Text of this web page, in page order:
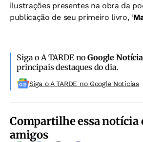
ilustrações presentes na obra da
publicação de seu primeiro livro, ‘
Siga o A TARDE noGoogle
principais destaques do dia.
Siga o A TARDE no Google Noticias
Compartilhe essa notícia
amigos